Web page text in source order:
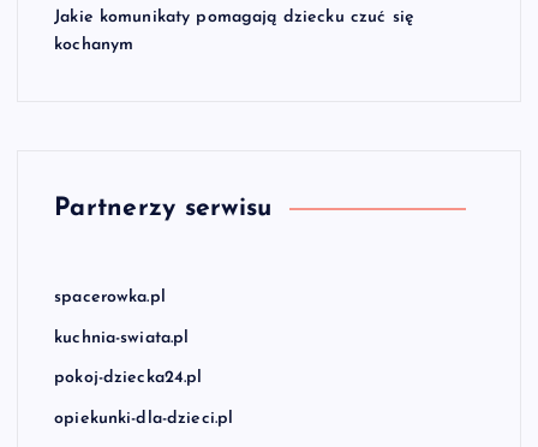
Jakie komunikaty pomagają dziecku czuć się
kochanym
Partnerzy serwisu
spacerowka.pl
kuchnia-swiata.pl
pokoj-dziecka24.pl
opiekunki-dla-dzieci.pl